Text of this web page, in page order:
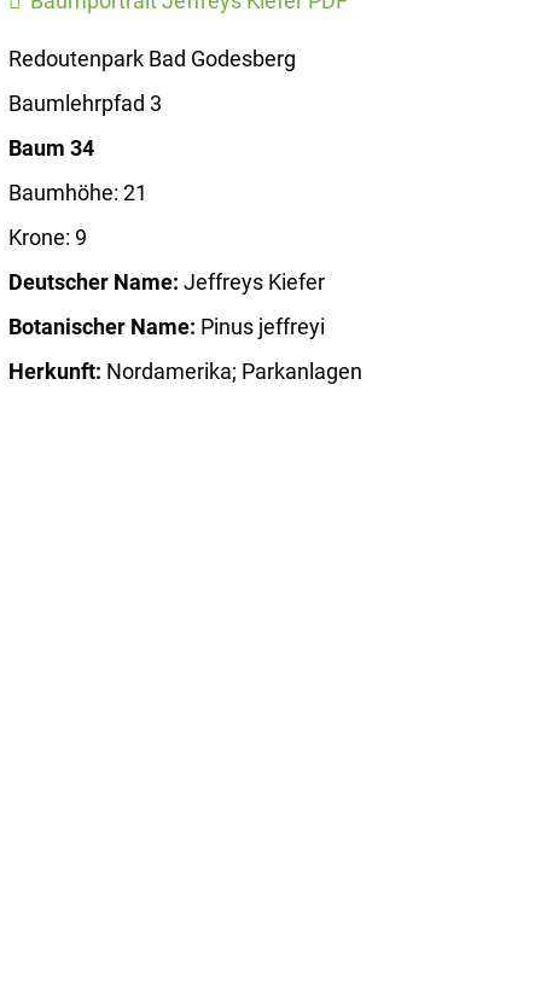
Redoutenpark Bad Godesberg
Baumlehrpfad 3
Baum 34
Baumhöhe: 21
Krone: 9
Deutscher Name: Jeffreys Kiefer
Botanischer Name: Pinus jeffreyi
Herkunft: Nordamerika; Parkanlagen